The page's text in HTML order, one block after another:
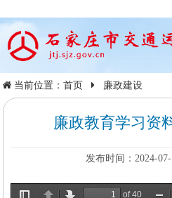
当前位置：首页 廉政建设
廉政教育学习资
发布时间：2024-